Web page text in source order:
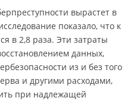
вырастет в
показало, что к
в 2,8 раза. Эти затраты
данных,
из и без того
и другими расходами,
при надлежащей